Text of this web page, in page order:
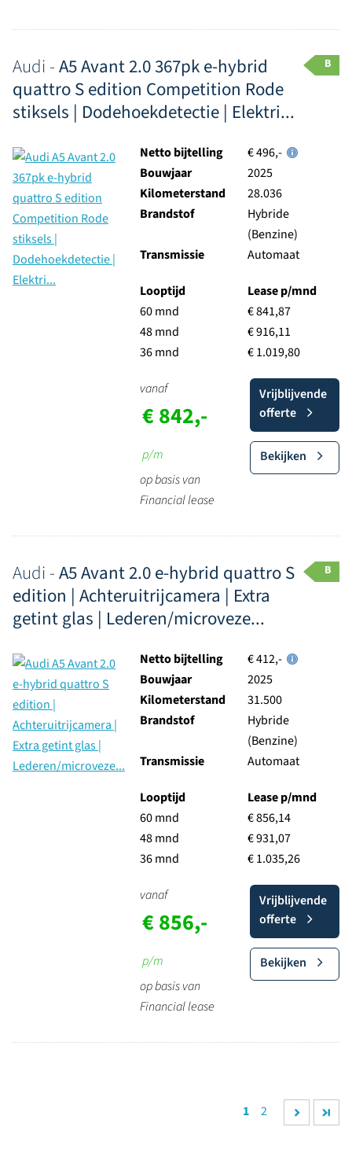
Audi -A5 Avant 2.0 367pk e-hybrid
quattro S edition Competition Rode
stiksels | Dodehoekdetectie | Elektri...
B
Netto bijtelling
€ 496,-
Bouwjaar
2025
Kilometerstand
28.036
Brandstof
Hybride
(Benzine)
Transmissie
Automaat
Looptijd
60 mnd
48 mnd
36 mnd
Lease p/mnd
€ 841,87
€ 916,11
€ 1.019,80
vanaf
€ 842,-
p/m
op basis van
Financial lease
Vrijblijvende
offerte
Bekijken
Audi -A5 Avant 2.0 e-hybrid quattro S
edition | Achteruitrijcamera | Extra
getint glas | Lederen/microveze...
B
Netto bijtelling
€ 412,-
Bouwjaar
2025
Kilometerstand
31.500
Brandstof
Hybride
(Benzine)
Transmissie
Automaat
Looptijd
60 mnd
48 mnd
36 mnd
Lease p/mnd
€ 856,14
€ 931,07
€ 1.035,26
vanaf
€ 856,-
p/m
op basis van
Financial lease
Vrijblijvende
offerte
Bekijken
1 2